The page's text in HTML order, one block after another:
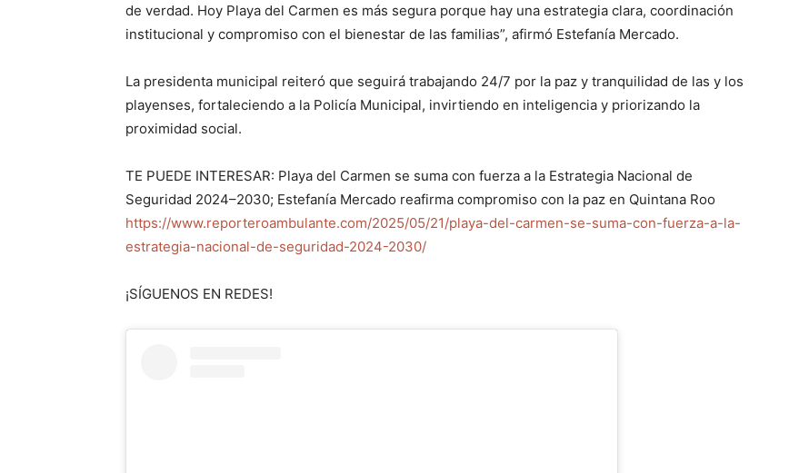
de verdad. Hoy Playa del Carmen es más segura porque hay una estrategia clara, coordinación
institucional y compromiso con el bienestar de las familias”, afirmó Estefanía Mercado.
La presidenta municipal reiteró que seguirá trabajando 24/7 por la paz y tranquilidad de las y los
playenses, fortaleciendo a la Policía Municipal, invirtiendo en inteligencia y priorizando la
proximidad social.
TE PUEDE INTERESAR: Playa del Carmen se suma con fuerza a la Estrategia Nacional de
Seguridad 2024–2030; Estefanía Mercado reafirma compromiso con la paz en Quintana Roo
https://www.reporteroambulante.com/2025/05/21/playa-del-carmen-se-suma-con-fuerza-a-la-
estrategia-nacional-de-seguridad-2024-2030/
¡SÍGUENOS EN REDES!